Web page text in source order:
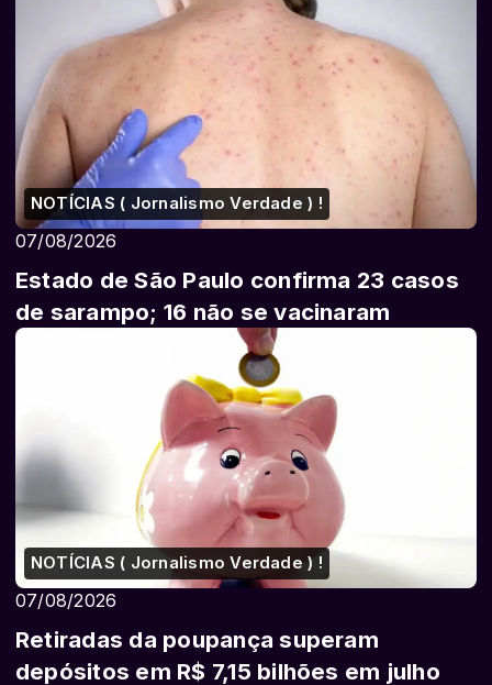
NOTÍCIAS ( Jornalismo Verdade ) !
07/08/2026
Estado de São Paulo confirma 23 casos
de sarampo; 16 não se vacinaram
NOTÍCIAS ( Jornalismo Verdade ) !
07/08/2026
Retiradas da poupança superam
depósitos em R$ 7,15 bilhões em julho